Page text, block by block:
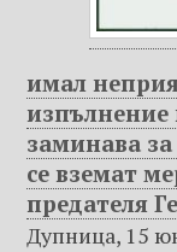
имал
изпълнение
заминава
се вземат
предателя
Дупница, 15